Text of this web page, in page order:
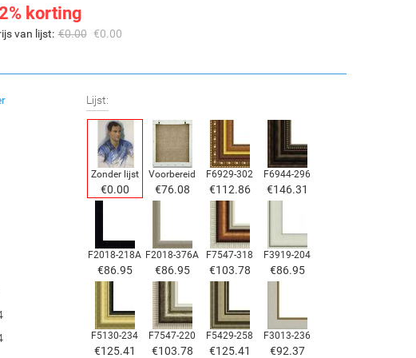
korting
van lijst: €0.00 €0.00
Lijst:
Zonder lijst
€0.00
Voorbereid
€76.08
F6929-302
€112.86
F6944-296
€146.31
F2018-218A
€86.95
F2018-376A
€86.95
F7547-318
€103.78
F3919-204
€86.95
F5130-234
€125.41
F7547-220
€103.78
F5429-258
€125.41
F3013-236
€92.37